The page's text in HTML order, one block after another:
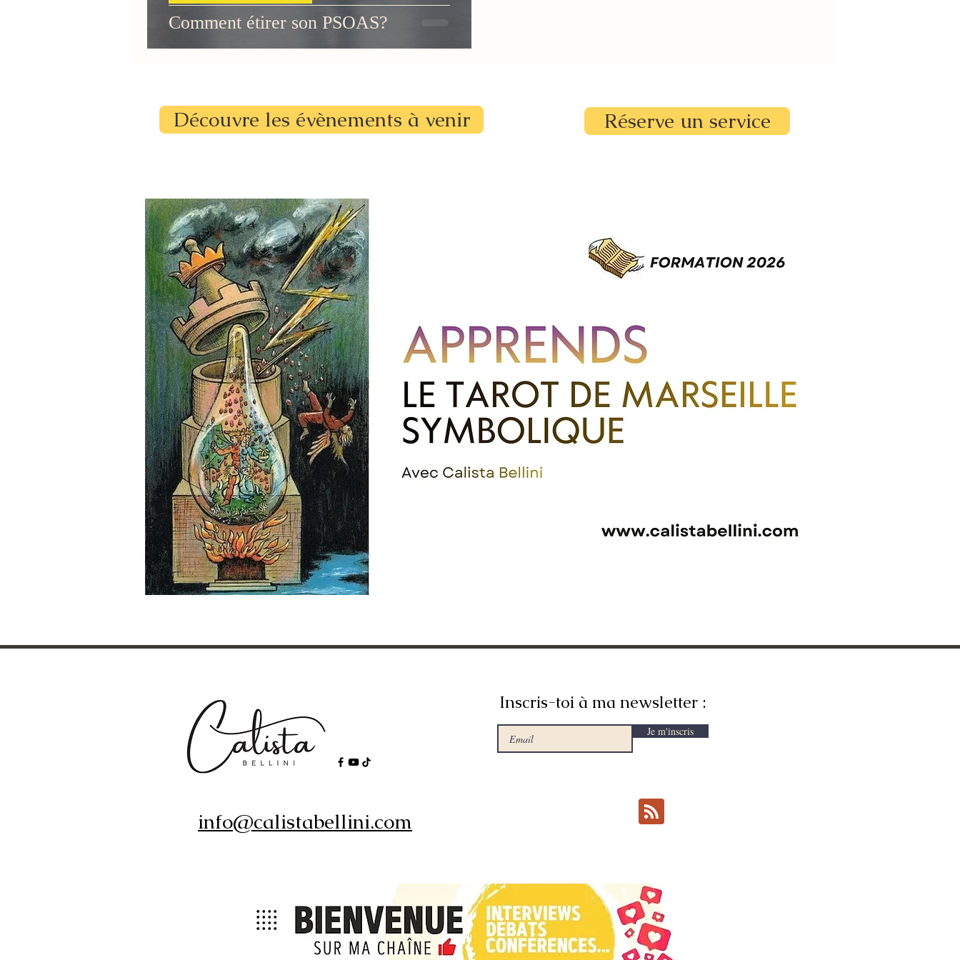
Comment étirer son PSOAS?
Découvre les évènements à venir Réserve un service
info@calistabellini.com
Inscris-toi à ma newsletter :
Je m'inscris